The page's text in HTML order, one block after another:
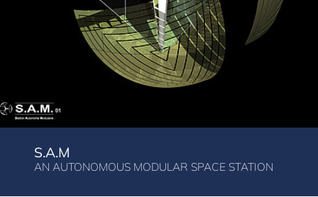
S.A.M
AN AUTONOMOUS MODULAR SPACE STATION